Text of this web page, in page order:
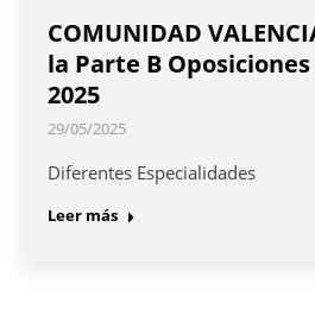
COMUNIDAD
la Parte B
2025
29/05/2025
Diferentes Especialidades
Leer más